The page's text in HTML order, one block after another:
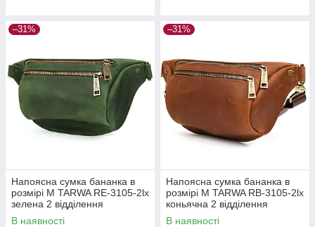
–31%
Напоясна сумка бананка в
розмірі М TARWA RE-3105-2lx
зелена 2 відділення
В наявності
–31%
Напоясна сумка бананка в
розмірі М TARWA RB-3105-2lx
коньячна 2 відділення
В наявності